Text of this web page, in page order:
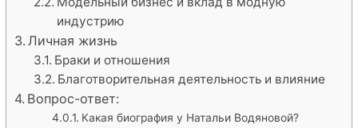
индустрию
Личная жизнь
Браки и отношения
Благотворительная деятельность и влияние
Вопрос-ответ:
Какая биография у Натальи Водяновой?